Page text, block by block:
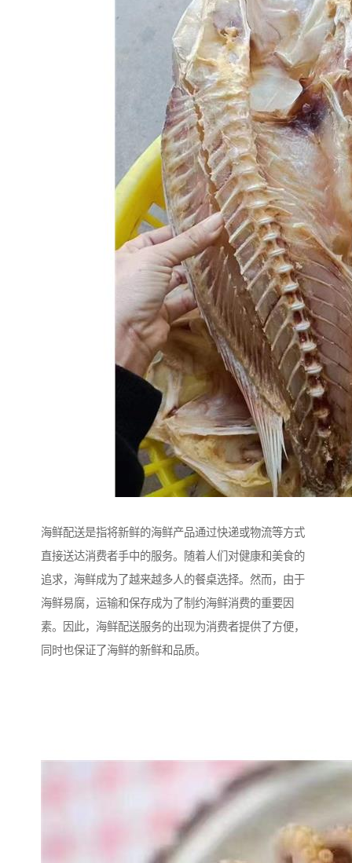
海鲜配送是指将新鲜的海鲜产品通过快递或物流等方式
直接送达消费者手中的服务。随着人们对健康和美食的
追求，海鲜成为了越来越多人的餐桌选择。然而，由于
海鲜易腐，运输和保存成为了制约海鲜消费的重要因
素。因此，海鲜配送服务的出现为消费者提供了方便，
同时也保证了海鲜的新鲜和品质。